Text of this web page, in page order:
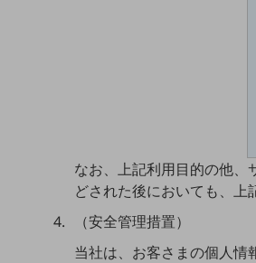
自動化・省電化
業種・業態で探す
業種・業態で探すTOP
なお、上記利用目的の他、
どされた後においても、上
（安全管理措置）
当社は、お客さまの個人